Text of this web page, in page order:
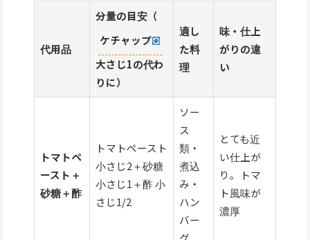
代用品
分量の目安（
ケチャップ
大さじ1の代わ
りに）
適し
た料
理
味・仕上
がりの違
い
トマトペ
ースト＋
砂糖＋酢
トマトペースト
小さじ2＋砂糖
小さじ1＋酢 小
さじ1/2
ソー
ス
類・
煮込
み・
ハン
バー
とても近
い仕上が
り。トマ
ト風味が
濃厚